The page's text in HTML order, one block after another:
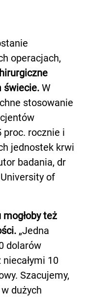
operacjach,
świecie. W
stosowanie
rocznie i
jednostek krwi
badania, dr
of
też
„Jedna
dolarów
10
Szacujemy,
dużych